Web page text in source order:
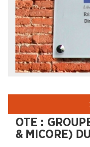
OTE :
& MICORE)